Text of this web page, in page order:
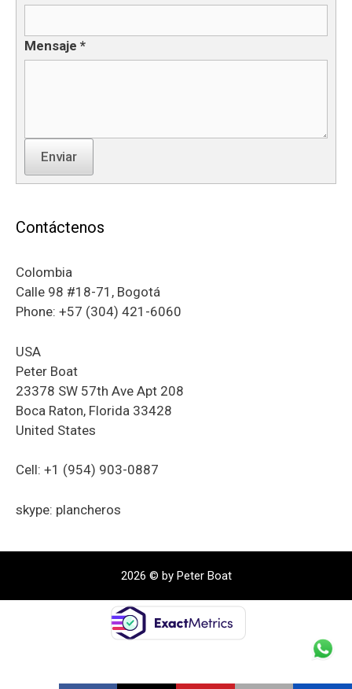
Mensaje *
Enviar
Contáctenos
Colombia
Calle 98 #18-71, Bogotá
Phone: +57 (304) 421-6060
USA
Peter Boat
23378 SW 57th Ave Apt 208
Boca Raton, Florida 33428
United States
Cell: +1 (954) 903-0887
skype: plancheros
2026 © by Peter Boat